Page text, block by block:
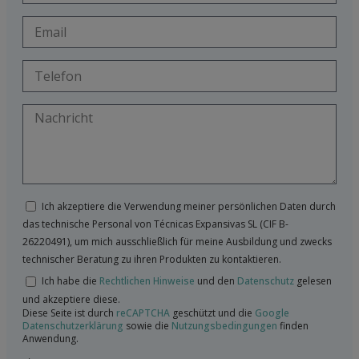
Ich akzeptiere die Verwendung meiner persönlichen Daten durch
das technische Personal von Técnicas Expansivas SL (CIF B-
26220491), um mich ausschließlich für meine Ausbildung und zwecks
technischer Beratung zu ihren Produkten zu kontaktieren.
Ich habe die Rechtlichen Hinweise und den Datenschutz gelesen
und akzeptiere diese.
Diese Seite ist durch reCAPTCHA geschützt und die Google
Datenschutzerklärung sowie die Nutzungsbedingungen finden
Anwendung.